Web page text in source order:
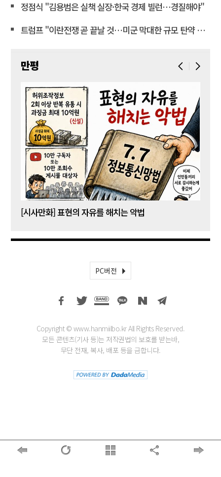
정점식 "김용범은 실책 실장·한국 경제 빌런…경질해야"
트럼프 "이란전쟁 곧 끝날 것…미군 막대한 규모 탄약 보유"
만평
[시사만화] 표현의 자유를 해치는 악법
PC버전
Copyright © www.hanmiilbo.kr All Rights Reserved.
모든 콘텐츠(기사 등)는 저작권법의 보호를 받는바,
무단 전재, 복사, 배포 등을 금합니다.